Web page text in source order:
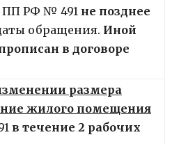
ПП РФ № 491 не позднее
обращения. Иной
в договоре
размера
жилого помещения
в течение 2 рабочих